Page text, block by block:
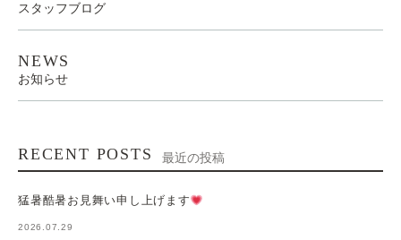
スタッフブログ
NEWS
お知らせ
RECENT POSTS 最近の投稿
猛暑酷暑お見舞い申し上げます
2026.07.29